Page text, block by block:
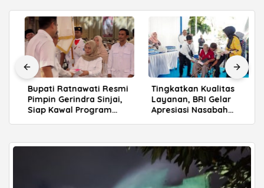
Bupati Ratnawati Resmi
Pimpin Gerindra Sinjai,
Siap Kawal Program
Tingkatkan Kualitas
Layanan, BRI Gelar
Apresiasi Nasabah